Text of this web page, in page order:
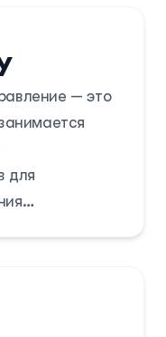
— это
для